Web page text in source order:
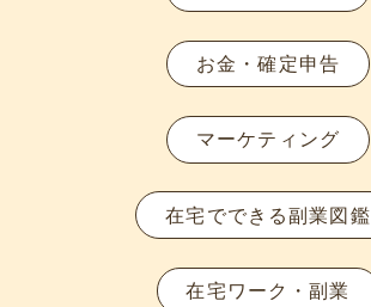
お金・確定申告
マーケティング
在宅でできる副業図鑑
在宅ワーク・副業